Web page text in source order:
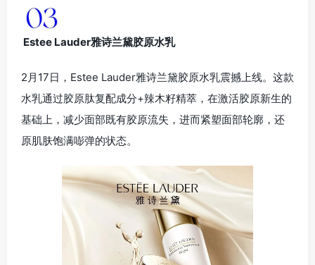
Estee Lauder雅诗兰黛胶原水乳
2月17日，Estee Lauder雅诗兰黛胶原水乳震撼上线。这款
水乳通过胶原肽复配成分+辣木籽精萃，在激活胶原新生的
基础上，减少面部既有胶原流失，进而紧塑面部轮廓，还
原肌肤饱满嘭弹的状态。